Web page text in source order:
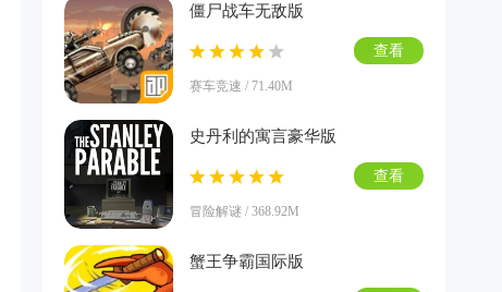
僵尸战车无敌版
赛车竞速 / 71.40M
查看
史丹利的寓言豪华版
冒险解谜 / 368.92M
查看
蟹王争霸国际版